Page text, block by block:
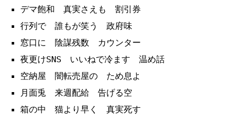
デマ飽和 真実さえも 割引券
行列で 誰もが笑う 政府味
窓口に 陰謀残数 カウンター
夜更けSNS いいねで冷ます 温め話
空納屋 闇転売屋の ため息よ
月面兎 来週配給 告げる空
箱の中 猫より早く 真実死す